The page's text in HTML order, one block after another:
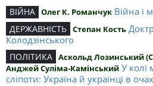
ВІЙНА Олег К. Романчук Війна і
ДЕРЖАВНІСТЬ Степан Кость
Колодзінського
ПОЛІТИКА Аскольд Лозинський
Анджей Суліма-Камінський У колі
сліпоти: Україна й українці в